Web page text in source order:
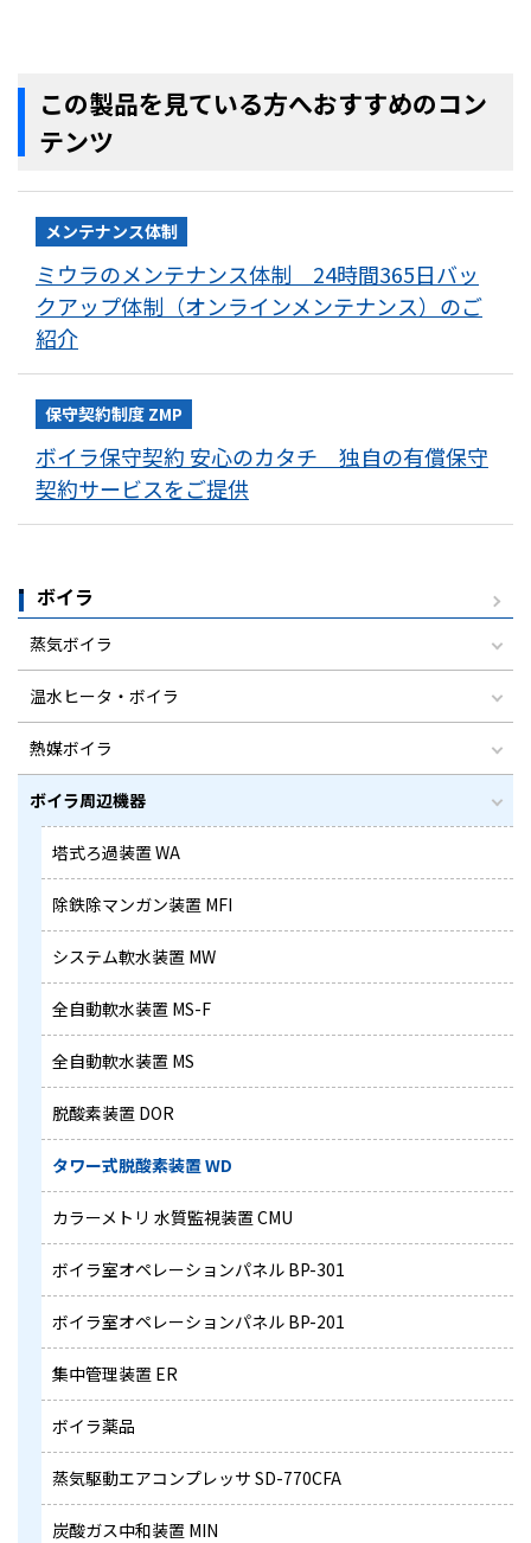
この製品を見ている方へおすすめのコン
テンツ
メンテナンス体制
ミウラのメンテナンス体制 24時間365日バッ
クアップ体制（オンラインメンテナンス）のご
紹介
保守契約制度 ZMP
ボイラ保守契約 安心のカタチ 独自の有償保守
契約サービスをご提供
ボイラ
蒸気ボイラ
温水ヒータ・ボイラ
熱媒ボイラ
ボイラ周辺機器
塔式ろ過装置 WA
除鉄除マンガン装置 MFI
システム軟水装置 MW
全自動軟水装置 MS-F
全自動軟水装置 MS
脱酸素装置 DOR
タワー式脱酸素装置 WD
カラーメトリ 水質監視装置 CMU
ボイラ室オペレーションパネル BP-301
ボイラ室オペレーションパネル BP-201
集中管理装置 ER
ボイラ薬品
蒸気駆動エアコンプレッサ SD-770CFA
炭酸ガス中和装置 MIN